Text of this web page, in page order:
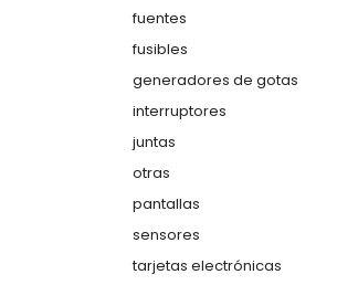
fuentes
fusibles
generadores de gotas
interruptores
juntas
otras
pantallas
sensores
tarjetas electrónicas